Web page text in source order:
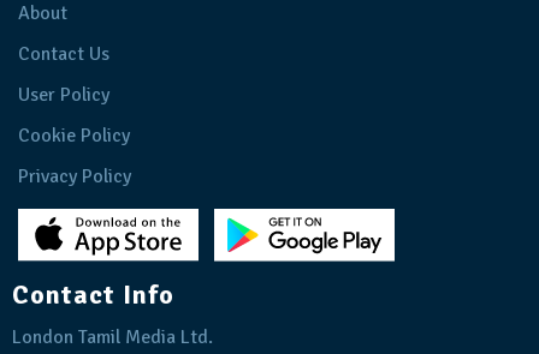
About
Contact Us
User Policy
Cookie Policy
Privacy Policy
Contact Info
London Tamil Media Ltd.